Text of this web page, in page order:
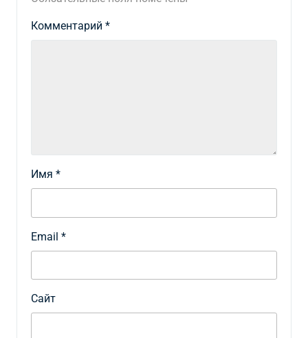
Комментарий *
Имя *
Email *
Сайт